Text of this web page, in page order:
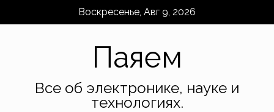
Воскресенье, Авг 9, 2026
Паяем
Все об электронике, науке и
технологиях.